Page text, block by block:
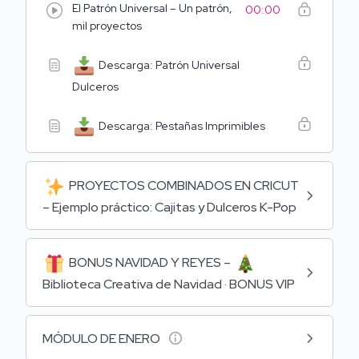
Más de20 proyectos nuevos cada mes
Patrones listos para imprimir y usar
corte
También en formato PDF para corte manual
Colecciones mensuales privadas
Cada mes accederás acolecciones temáticas
completas, queNO se publican fuera del Club.
El Patrón Universal – Un patrón,
mil proyectos
00:00
Descarga: Patrón Universal
Dulceros
Descarga: Pestañas Imprimibles
PROYECTOS COMBINADOS EN CRICUT
– Ejemplo práctico: Cajitas y Dulceros K-Pop
BONUS NAVIDAD Y REYES –
Biblioteca Creativa de Navidad · BONUS VIP
MÓDULO DE ENERO